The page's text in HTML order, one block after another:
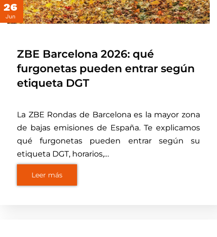
26
Jun
ZBE Barcelona 2026: qué
furgonetas pueden entrar según
etiqueta DGT
La ZBE Rondas de Barcelona es la mayor zona
de bajas emisiones de España. Te explicamos
qué furgonetas pueden entrar según su
etiqueta DGT, horarios,…
Leer más